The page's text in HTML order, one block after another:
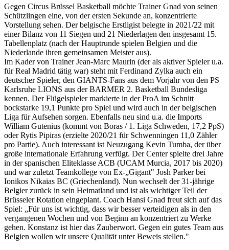
Gegen Circus Brüssel Basketball möchte Trainer Gnad von seinen
Schützlingen eine, von der ersten Sekunde an, konzentrierte
Vorstellung sehen. Der belgische Erstligist belegte in 2021/22 mit
einer Bilanz von 11 Siegen und 21 Niederlagen den insgesamt 15.
Tabellenplatz (nach der Hauptrunde spielen Belgien und die
Niederlande ihren gemeinsamen Meister aus).
Im Kader von Trainer Jean-Marc Maurin (der als aktiver Spieler u.a.
für Real Madrid tätig war) steht mit Ferdinand Zylka auch ein
deutscher Spieler, den GIANTS-Fans aus dem Vorjahr von den PS
Karlsruhe LIONS aus der BARMER 2. Basketball Bundesliga
kennen. Der Flügelspieler markierte in der ProA im Schnitt
bockstarke 19,1 Punkte pro Spiel und wird auch in der belgischen
Liga für Aufsehen sorgen. Ebenfalls neu sind u.a. die Imports
William Gutenius (kommt von Boras / 1. Liga Schweden, 17,2 PpS)
oder Rytis Pipiras (erzielte 2020/21 für Schwenningen 11,0 Zähler
pro Partie). Auch interessant ist Neuzugang Kevin Tumba, der über
große internationale Erfahrung verfügt. Der Center spielte drei Jahre
in der spanischen Eliteklasse ACB (UCAM Murcia, 2017 bis 2020)
und war zuletzt Teamkollege von Ex-„Gigant" Josh Parker bei
Ionikos Nikaias BC (Griechenland). Nun wechselt der 31-jährige
Belgier zurück in sein Heimatland und ist als wichtiger Teil der
Brüsseler Rotation eingeplant. Coach Hansi Gnad freut sich auf das
Spiel: „Für uns ist wichtig, dass wir besser verteidigen als in den
vergangenen Wochen und von Beginn an konzentriert zu Werke
gehen. Konstanz ist hier das Zauberwort. Gegen ein gutes Team aus
Belgien wollen wir unsere Qualität unter Beweis stellen."